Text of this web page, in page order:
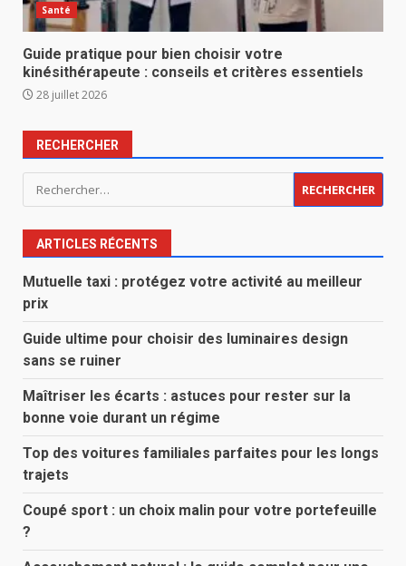
Santé
Guide pratique pour bien choisir votre
kinésithérapeute : conseils et critères essentiels
28 juillet 2026
RECHERCHER
Rechercher :
ARTICLES RÉCENTS
Mutuelle taxi : protégez votre activité au meilleur
prix
Guide ultime pour choisir des luminaires design
sans se ruiner
Maîtriser les écarts : astuces pour rester sur la
bonne voie durant un régime
Top des voitures familiales parfaites pour les longs
trajets
Coupé sport : un choix malin pour votre portefeuille
?